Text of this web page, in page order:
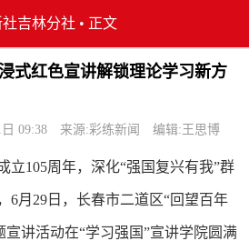
社吉林分社 • 正文
式红色宣讲解锁理论学习新方
09:38 来源:彩练新闻 编辑:王思博
105周年，深化“强国复兴有我”群
6月29日，长春市二道区“回望百年
宣讲活动在“学习强国”宣讲学院圆满